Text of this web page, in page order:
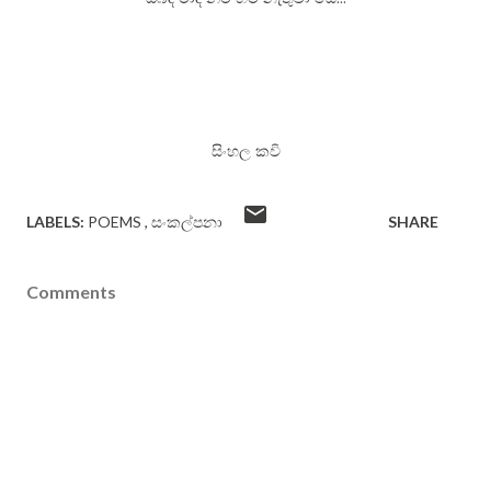
සිංහල කවි
LABELS: POEMS සංකල්පනා SHARE
Comments